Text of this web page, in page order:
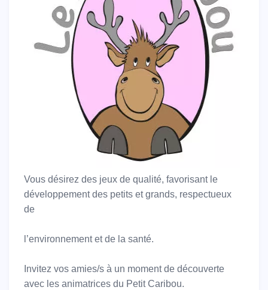
Vous désirez des jeux de qualité, favorisant le
développement des petits et grands, respectueux
de
l’environnement et de la santé.
Invitez vos amies/s à un moment de découverte
avec les animatrices du Petit Caribou.